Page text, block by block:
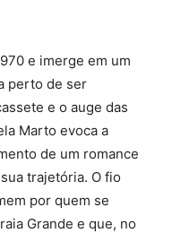
e imerge em um
perto de ser
e o auge das
Marto evoca a
de um romance
trajetória. O fio
por quem se
Grande e que, no